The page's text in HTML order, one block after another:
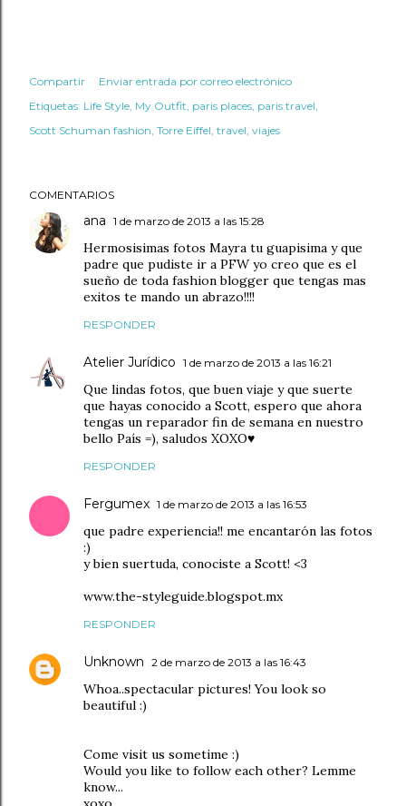
Compartir
Enviar entrada por correo electrónico
Etiquetas: Life Style My Outfit paris places paris travel
Scott Schuman fashion Torre Eiffel travel viajes
COMENTARIOS
ana 1 de marzo de 2013 a las 15:28
Hermosisimas fotos Mayra tu guapisima y que
padre que pudiste ir a PFW yo creo que es el
sueño de toda fashion blogger que tengas mas
exitos te mando un abrazo!!!!
RESPONDER
Atelier Jurídico 1 de marzo de 2013 a las 16:21
Que lindas fotos, que buen viaje y que suerte
que hayas conocido a Scott, espero que ahora
tengas un reparador fin de semana en nuestro
bello País =), saludos XOXO♥
RESPONDER
Fergumex 1 de marzo de 2013 a las 16:53
que padre experiencia!! me encantarón las fotos
:)
y bien suertuda, conociste a Scott! <3
www.the-styleguide.blogspot.mx
RESPONDER
Unknown 2 de marzo de 2013 a las 16:43
Whoa..spectacular pictures! You look so
beautiful :)
Come visit us sometime :)
Would you like to follow each other? Lemme
know...